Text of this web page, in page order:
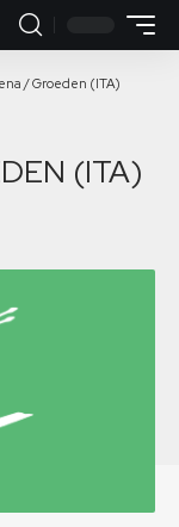
/ Groeden (ITA)
(ITA)